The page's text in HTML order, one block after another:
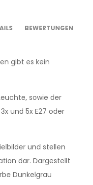
BEWERTUNGEN
gibt es kein
sowie der
und 5x E27 oder
und stellen
dar. Dargestellt
Dunkelgrau